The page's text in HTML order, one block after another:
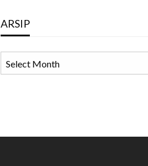
ARSIP